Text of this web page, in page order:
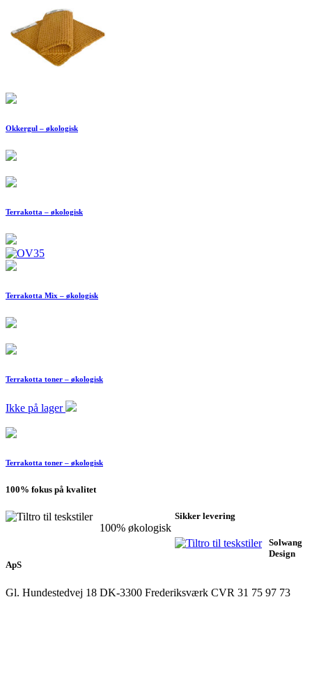
Okkergul – økologisk
Terrakotta – økologisk
Terrakotta Mix – økologisk
Terrakotta toner – økologisk
Ikke på lager
Terrakotta toner – økologisk
100% fokus på kvalitet
100% økologisk
Sikker levering
Solwang
Design
ApS
Gl. Hundestedvej 18 DK-3300 Frederiksværk CVR 31 75 97 73